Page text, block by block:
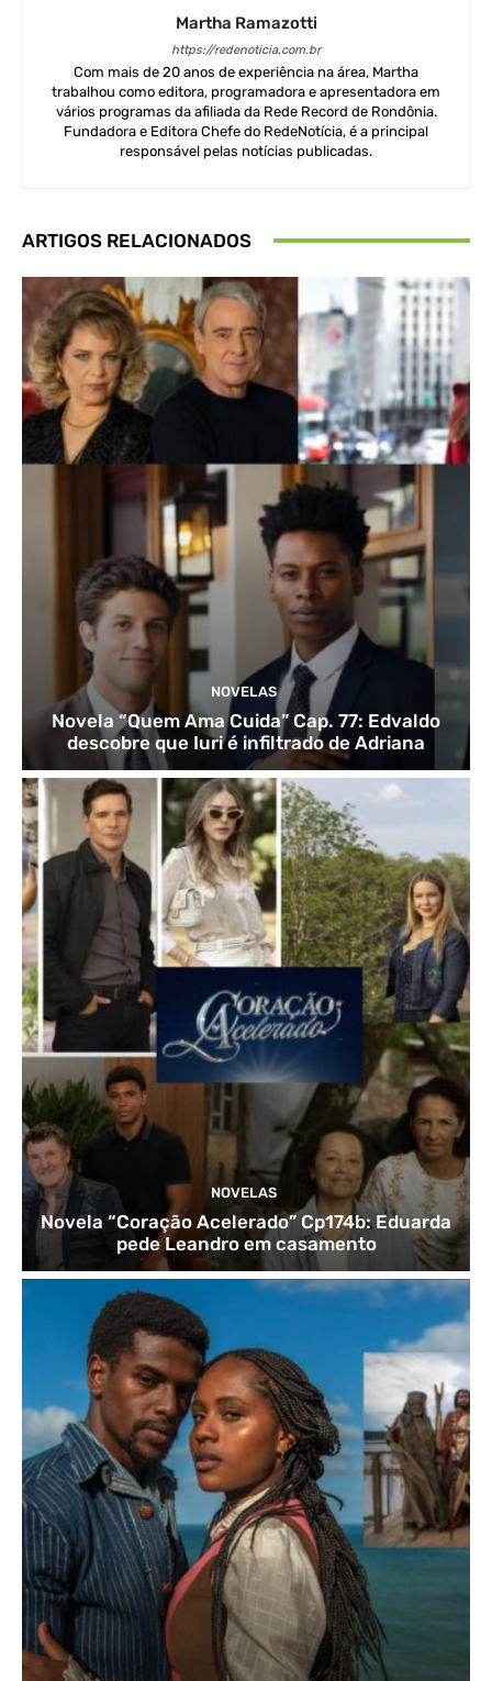
Martha Ramazotti
https://redenoticia.com.br
Com mais de 20 anos de experiência na área, Martha
trabalhou como editora, programadora e apresentadora em
vários programas da afiliada da Rede Record de Rondônia.
Fundadora e Editora Chefe do RedeNotícia, é a principal
responsável pelas notícias publicadas.
ARTIGOS RELACIONADOS
NOVELAS
Novela “Quem Ama Cuida” Cap. 77: Edvaldo
descobre que Iuri é infiltrado de Adriana
NOVELAS
Novela “Coração Acelerado” Cp174b: Eduarda
pede Leandro em casamento